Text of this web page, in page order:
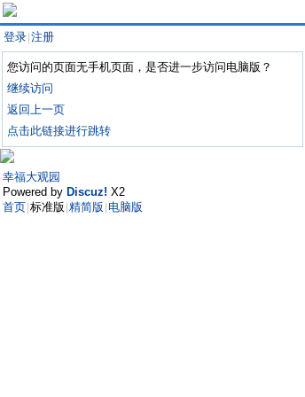
登录 注册
您访问的页面无手机页面，是否进一步访问电脑版？
继续访问
返回上一页
点击此链接进行跳转
幸福大观园
Powered by Discuz! X2
首页 标准版 精简版 电脑版